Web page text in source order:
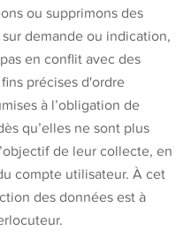
ou supprimons des
demande ou indication,
en conflit avec des
précises d'ordre
à l’obligation de
qu’elles ne sont plus
de leur collecte, en
compte utilisateur. À cet
des données est à